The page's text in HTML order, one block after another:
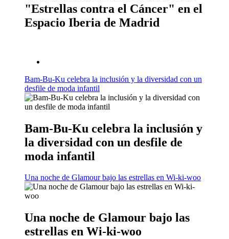
"Estrellas contra el Cáncer" en el
Espacio Iberia de Madrid
Bam-Bu-Ku celebra la inclusión y la diversidad con un
desfile de moda infantil
Bam-Bu-Ku celebra la inclusión y
la diversidad con un desfile de
moda infantil
Una noche de Glamour bajo las estrellas en Wi-ki-woo
Una noche de Glamour bajo las
estrellas en Wi-ki-woo